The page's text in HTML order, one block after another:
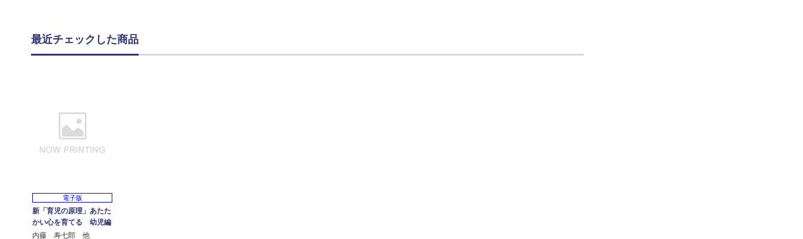
最近チェックした商品
電子版
新「育児の原理」あたた
かい心を育てる 幼児編
内藤 寿七郎 他